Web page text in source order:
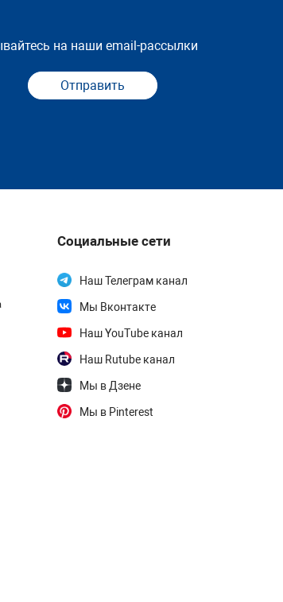
на наши email-рассылки
Отправить
Социальные сети
Наш Телеграм канал
Мы Вконтакте
Наш YouTube канал
Наш Rutube канал
Мы в Дзене
Мы в Pinterest